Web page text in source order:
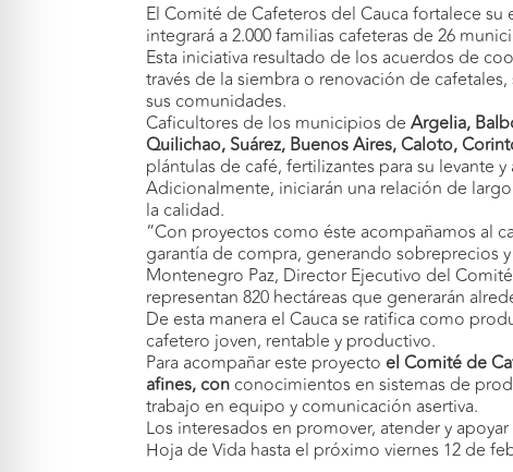
El Comité de Cafeteros del Cauca fortalece
integrará a 2.000 familias cafeteras de 26
Esta iniciativa resultado de los acuerdos de
través de la siembra o renovación de
sus comunidades.
Caficultores de los municipios deArgelia,
Quilichao, Suárez, Buenos Aires, Caloto,
plántulas de café, fertilizantes para su levante
Adicionalmente, iniciarán una relación de
la calidad.
“Con proyectos como éste acompañamos al
garantía de compra, generando sobreprecios
Montenegro Paz, Director Ejecutivo del
representan 820 hectáreas que generarán
De esta manera el Cauca se ratifica como
cafetero joven, rentable y productivo.
Para acompañar este proyecto el Comité de
afines, con conocimientos en sistemas de
trabajo en equipo y comunicación asertiva.
Los interesados en promover, atender y
Hoja de Vida hasta el próximo viernes 12 de